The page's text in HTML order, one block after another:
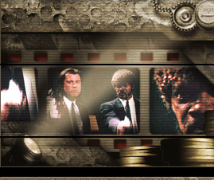
Hyppää pääsisältöön